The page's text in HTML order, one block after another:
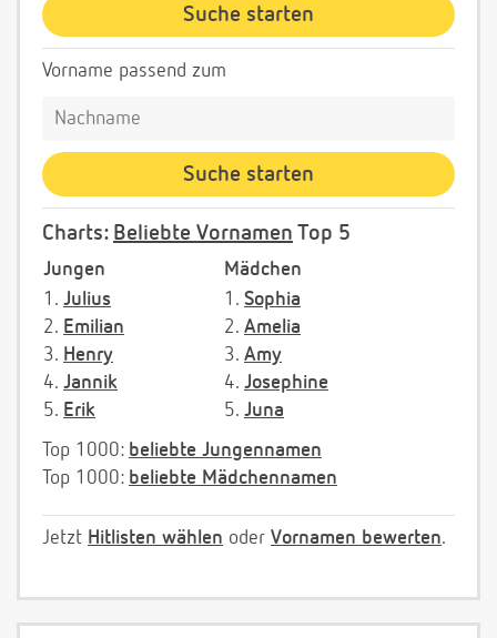
Vorname passend zum
Charts: Beliebte Vornamen Top 5
Jungen
Mädchen
1. Julius
2. Emilian
3. Henry
4. Jannik
5. Erik
1. Sophia
2. Amelia
3. Amy
4. Josephine
5. Juna
Top 1000: beliebte Jungennamen
Top 1000: beliebte Mädchennamen
Jetzt Hitlisten wählen oder Vornamen bewerten.